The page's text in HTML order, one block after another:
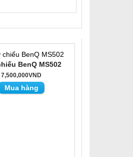
BenQ MS502
7,500,000VND
Mua hàng